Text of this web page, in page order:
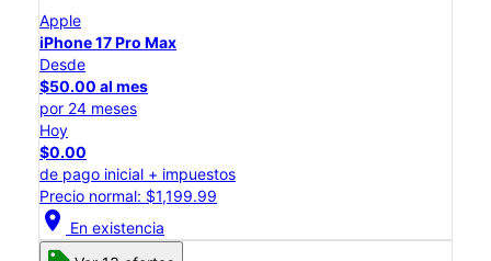
Apple
iPhone 17 Pro Max
Desde
$50.00 al mes
por 24 meses
Hoy
$0.00
de pago inicial + impuestos
Precio normal: $1,199.99
location_on En existencia